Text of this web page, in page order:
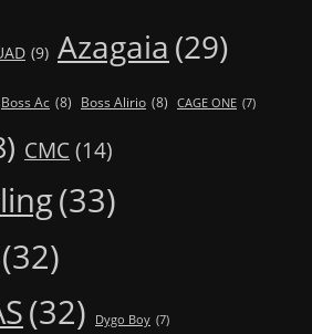
(9) Azagaia (29)
Boss Ac (8) Boss Alirio (8) CAGE ONE (7)
CMC (14)
(33)
(32)
(32) Dygo Boy (7)